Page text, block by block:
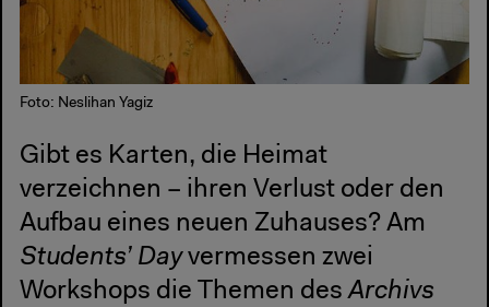
Foto: Neslihan Yagiz
Gibt es Karten, die Heimat
verzeichnen – ihren Verlust oder den
Aufbau eines neuen Zuhauses? Am
Students’ Dayvermessen zwei
Workshops die Themen desArchivs